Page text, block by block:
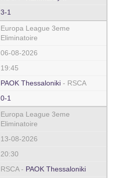
3-1
Europa League 3eme
Eliminatoire
06-08-2026
19:45
PAOK Thessaloniki - RSCA
0-1
Europa League 3eme
Eliminatoire
13-08-2026
20:30
RSCA - PAOK Thessaloniki